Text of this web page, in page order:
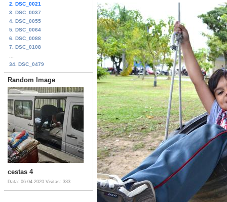
2. DSC_0021
3. DSC_0037
4. DSC_0055
5. DSC_0064
6. DSC_0088
7. DSC_0108
34. DSC_0479
Random Image
cestas 4
Data: 06-04-2020 Visitas: 333